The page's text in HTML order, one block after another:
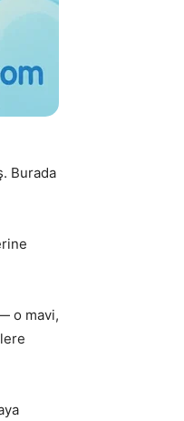
Burada
o mavi,